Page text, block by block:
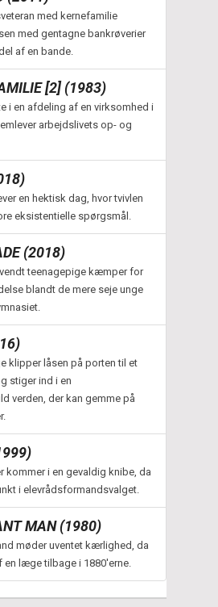
med kernefamilie
med gentagne bankrøverier
af en bande.
[2] (1983)
i en afdeling af en virksomhed i
arbejdslivets op- og
en hektisk dag, hvor tvivlen
eksistentielle spørgsmål.
(2018)
teenagepige kæmper for
blandt de mere seje unge
klipper låsen på porten til et
stiger ind i en
verden, der kan gemme på
kommer i en gevaldig knibe, da
i elevrådsformandsvalget.
MAN (1980)
møder uventet kærlighed, da
en læge tilbage i 1880'erne.